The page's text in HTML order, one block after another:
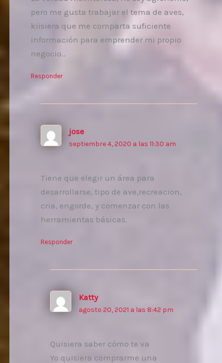
pero me gusta trabajar el tema de aves,
kiisiera que me comparta suficiente
información para emprender mi propio
negocio..
Responder
jose
septiembre 4, 2020 a las 11:30 am
Tiene que elegir un área para
desarrollarse, tipo de ave,recreacion,
cria, engorde, y comenzar con las
herramientas básicas.
Responder
Katty
agosto 20, 2021 a las 8:42 pm
Quisiera saber cómo te va
Yo quisiera comprarme una